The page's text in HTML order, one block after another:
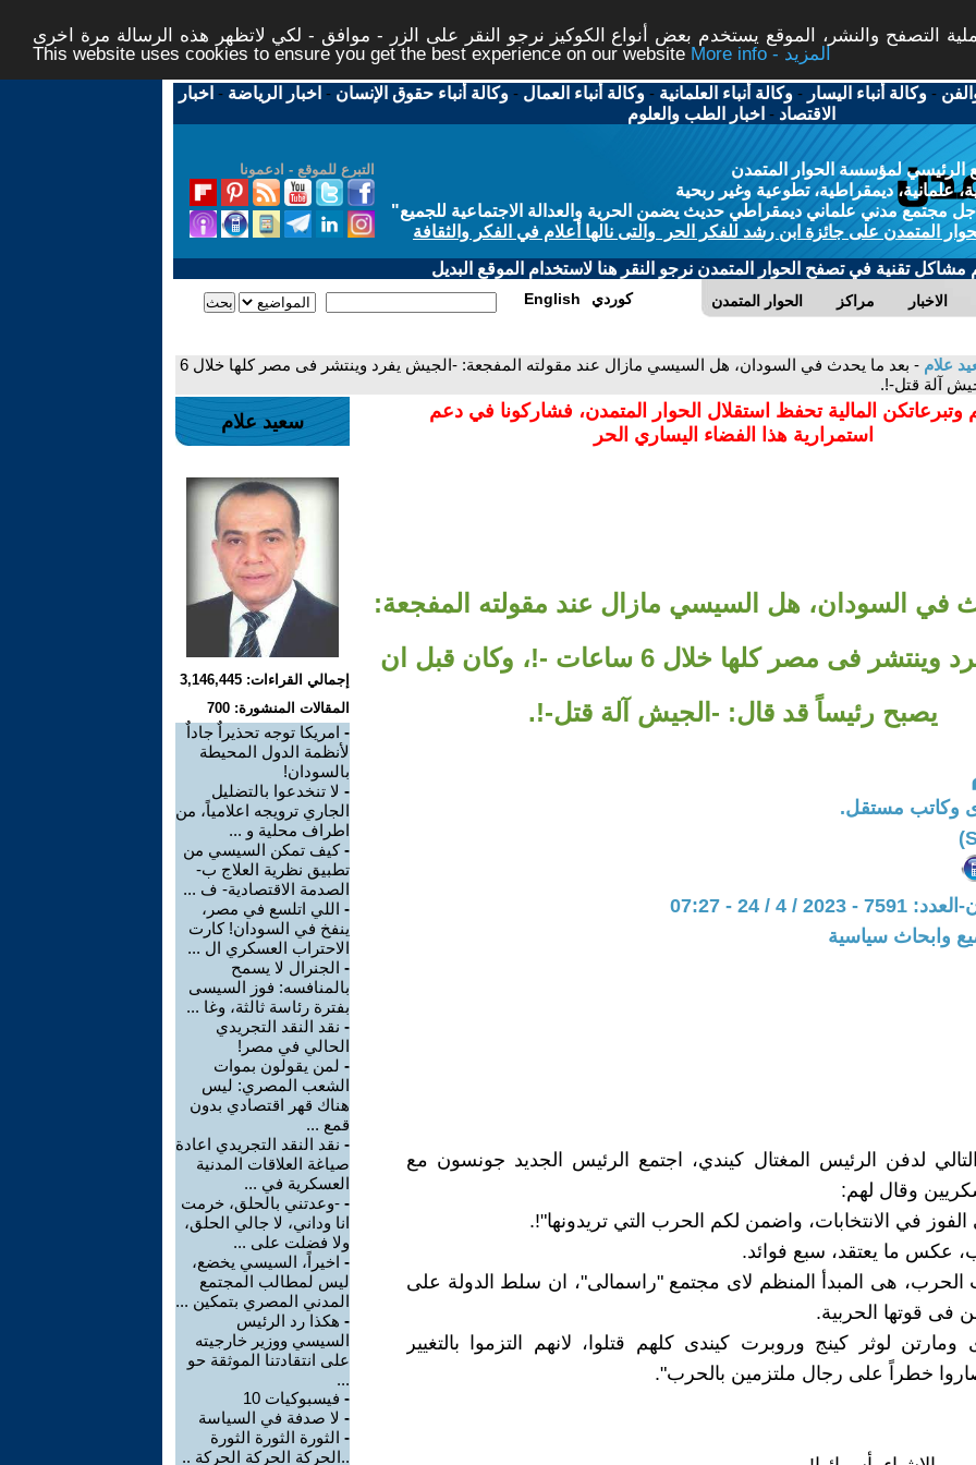
التصفح والنشر، الموقع يستخدم بعض أنواع الكوكيز نرجو النقر على الزر - موافق - لكي لاتظهر هذه الرسالة مرة اخرى -
This website uses cookies to ensure you get the best experience on our website
More info - المزيد
-وكالة أنباء اليسار -وكالة أنباء العلمانية -وكالة أنباء العمال -وكالة أنباء حقوق الإنسان - اخبار الرياضة - اخبار
الاقتصاد - اخبار الطب والعلوم
التبرع للموقع - ادعمونا
الرئيسي لمؤسسة الحوار المتمدن
علمانية، ديمقراطية، تطوعية وغير ربحية
مجتمع مدني علماني ديمقراطي حديث يضمن الحرية والعدالة الاجتماعية للجميع"
المتمدن على جائزة ابن رشد للفكر الحر والتى نالها أعلام في الفكر والثقافة
مشاكل تقنية في تصفح الحوار المتمدن نرجو النقر هنا لاستخدام الموقع البديل
الحوار المتمدن مراكز الاخبار English كوردي
علام
- بعد ما يحدث في السودان، هل السيسي مازال عند مقولته المفجعة: -الجيش يفرد وينتشر فى مصر كلها خلال 6
آلة قتل-!.
وتبرعاتكن المالية تحفظ استقلال الحوار المتمدن، فشاركونا في دعم
استمرارية هذا الفضاء اليساري الحر
في السودان، هل السيسي مازال عند مقولته المفجعة:
-الجيش يفرد وينتشر فى مصر كلها خلال 6 ساعات -!، وكان قبل ان
يصبح رئيساً قد قال: -الجيش آلة قتل-!.
وكاتب مستقل.
/ 4 / 24 - 07:27
وابحاث سياسية
لدفن الرئيس المغتال كيندي، اجتمع الرئيس الجديد جونسون مع
وقال لهم:
في الانتخابات، واضمن لكم الحرب التي تريدونها"!.
عكس ما يعتقد، سبع فوائد.
الحرب، هى المبدأ المنظم لاى مجتمع "راسمالى"، ان سلط الدولة على
فى قوتها الحربية.
لوثر كينج وروبرت كيندى كلهم قتلوا، لانهم التزموا بالتغيير
خطراً على رجال ملتزمين بالحرب".
سعيد علام
إجمالي القراءات: 3,146,445
المقالات المنشورة: 700
- امريكا توجه تحذيراٌ جاداٌ
لأنظمة الدول المحيطة
بالسودان!
- لا تنخدعوا بالتضليل
الجاري ترويجه اعلامياً، من
اطراف محلية و ...
-كيف تمكن السيسي من
تطبيق نظرية العلاج ب-
الصدمة الاقتصادية- ف ...
- اللي اتلسع في مصر،
ينفخ في السودان! كارت
الاحتراب العسكري ال ...
- الجنرال لا يسمح
بالمنافسه: فوز السيسى
بفترة رئاسة ثالثة، وغا ...
- نقد النقد التجريدي
الحالي في مصر!
- لمن يقولون بموات
الشعب المصري: ليس
هناك قهر اقتصادي بدون
قمع ...
- نقد النقد التجريدي اعادة
صياغة العلاقات المدنية
العسكرية في ...
- -وعدتني بالحلق، خرمت
انا وداني، لا جالي الحلق،
ولا فضلت على ...
- اخيراً، السيسي يخضع،
ليس لمطالب المجتمع
المدني المصري بتمكين ...
- هكذا رد الرئيس
السيسي ووزير خارجيته
على انتقادتنا الموثقة حو
...
- فيسبوكيات 10
- لا صدفة في السياسة
- الثورة الثورة الثورة
..الحركة الحركة الحركة ..